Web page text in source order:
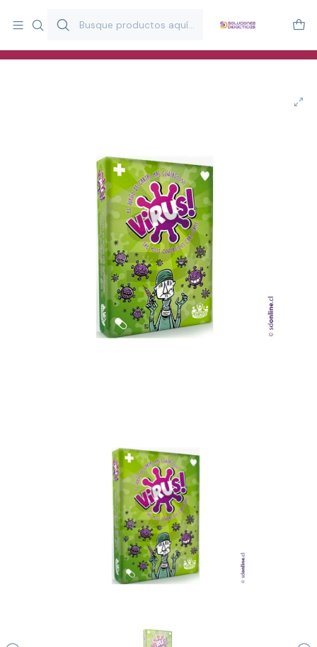
y estimulación infantil en Chile.
Especialistas en recursos educativos para aulas, terapeutas y